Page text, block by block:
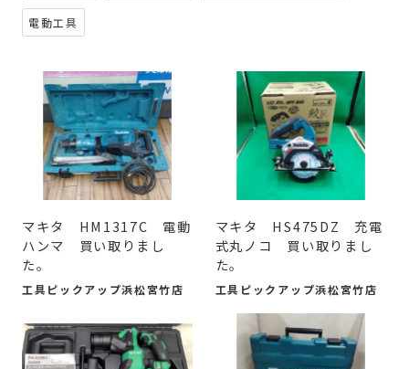
電動工具
マキタ HM1317C 電動
ハンマ 買い取りまし
た。
工具ピックアップ浜松宮竹店
マキタ HS475DZ 充電
式丸ノコ 買い取りまし
た。
工具ピックアップ浜松宮竹店